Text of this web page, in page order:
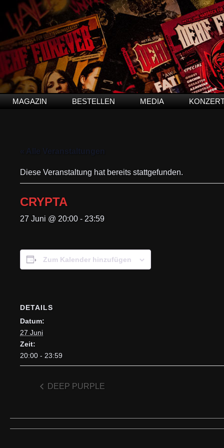
MAGAZIN BESTELLEN MEDIA
« Alle Veranstaltungen
Diese Veranstaltung hat bereits stattgefunden.
CRYPTA
27 Juni @ 20:00 - 23:59
Zum Kalender hinzufügen
DETAILS
Datum:
27 Juni
Zeit:
20:00 - 23:59
DEEP PURPLE